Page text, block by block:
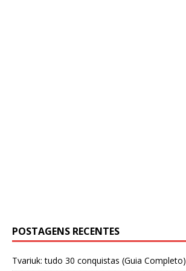
POSTAGENS RECENTES
Tvariuk: tudo 30 conquistas (Guia Completo)